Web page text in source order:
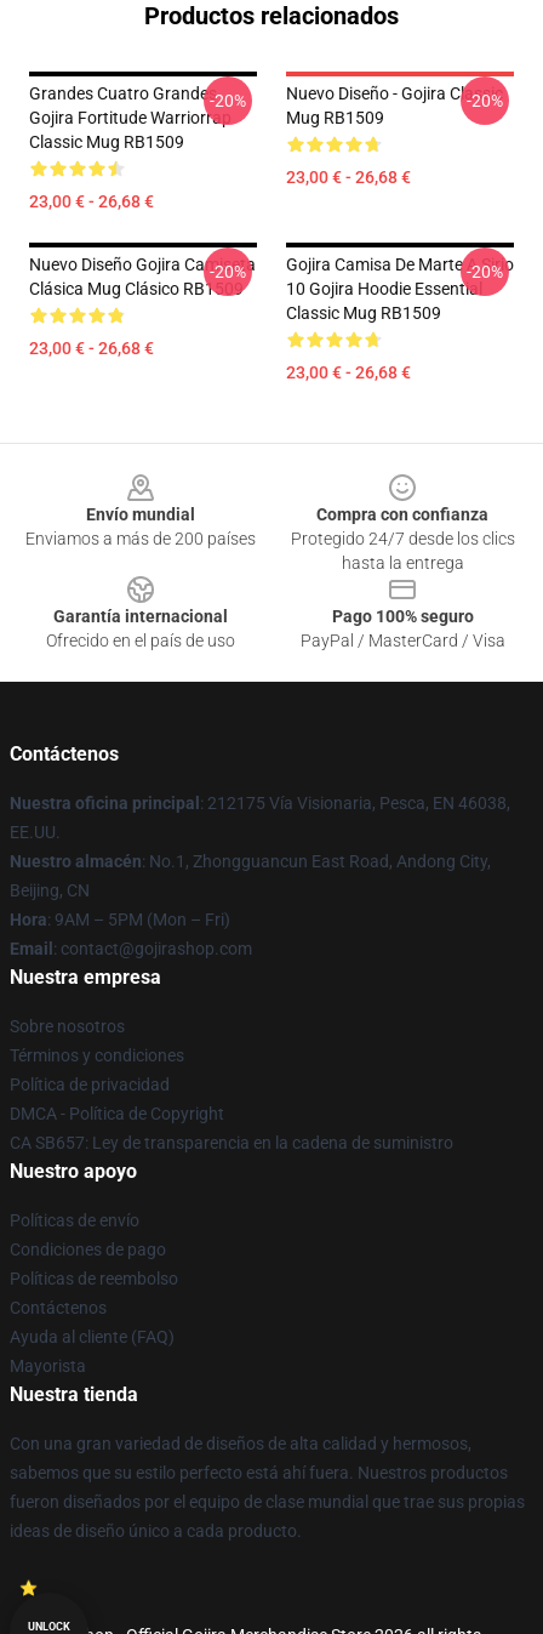
Productos relacionados
Grandes Cuatro Grandes
Gojira Fortitude Warriorrap
Classic Mug RB1509
23,00 € - 26,68 €
-20%
Nuevo Diseño - Gojira Classic
Mug RB1509
23,00 € - 26,68 €
-20%
Nuevo Diseño Gojira Camiseta
Clásica Mug Clásico RB1509
23,00 € - 26,68 €
-20%
Gojira Camisa De Marte A Sirio
10 Gojira Hoodie Essential
Classic Mug RB1509
23,00 € - 26,68 €
-20%
Envío mundial
Enviamos a más de 200 países
Compra con confianza
Protegido 24/7 desde los clics
hasta la entrega
Garantía internacional
Ofrecido en el país de uso
Pago 100% seguro
PayPal / MasterCard / Visa
Contáctenos
Nuestra oficina principal : 212175 Vía Visionaria, Pesca, EN 46038,
EE.UU.
Nuestro almacén: No.1, Zhongguancun East Road, Andong City,
Beijing, CN
Hora: 9AM – 5PM (Mon – Fri)
Email : contact@gojirashop.com
Nuestra empresa
Sobre nosotros
Términos y condiciones
Política de privacidad
DMCA - Política de Copyright
CA SB657: Ley de transparencia en la cadena de suministro
Nuestro apoyo
Políticas de envío
Condiciones de pago
Políticas de reembolso
Contáctenos
Ayuda al cliente (FAQ)
Mayorista
Nuestra tienda
Con una gran variedad de diseños de alta calidad y hermosos,
sabemos que su estilo perfecto está ahí fuera. Nuestros productos
fueron diseñados por el equipo de clase mundial que trae sus propias
ideas de diseño único a cada producto.
UNLOCK